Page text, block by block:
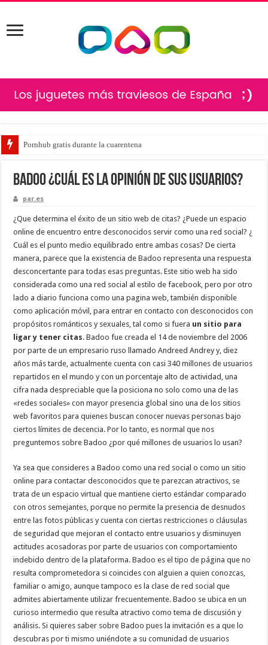
Pornhub gratis durante la cuarentena
Badoo ¿Cuál es la opinión de sus usuarios?
par.es
¿Que determina el éxito de un sitio web de citas? ¿Puede un espacio
online de encuentro entre desconocidos servir como una red social? ¿
Cuál es el punto medio equilibrado entre ambas cosas? De cierta
manera, parece que la existencia de Badoo representa una respuesta
desconcertante para todas esas preguntas. Este sitio web ha sido
considerada como una red social al estilo de facebook, pero por otro
lado a diario funciona como una pagina web, también disponible
como aplicación móvil, para entrar en contacto con desconocidos con
propósitos románticos y sexuales, tal como si fuera un sitio para
ligar y tener citas. Badoo fue creada el 14 de noviembre del 2006
por parte de un empresario ruso llamado Andreed Andrey y, diez
años más tarde, actualmente cuenta con casi 340 millones de usuarios
repartidos en el mundo y con un porcentaje alto de actividad, una
cifra nada despreciable que la posiciona no solo como una de las
«redes sociales» con mayor presencia global sino una de los sitios
web favoritos para quienes buscan conocer nuevas personas bajo
ciertos límites de decencia. Por lo tanto, es normal que nos
preguntemos sobre Badoo ¿por qué millones de usuarios lo usan?
Ya sea que consideres a Badoo como una red social o como un sitio
online para contactar desconocidos que te parezcan atractivos, se
trata de un espacio virtual que mantiene cierto estándar comparado
con otros semejantes, porque no permite la presencia de desnudos
entre las fotos públicas y cuenta con ciertas restricciones o cláusulas
de seguridad que mejoran el contacto entre usuarios y disminuyen
actitudes acosadoras por parte de usuarios con comportamiento
indebido dentro de la plataforma. Badoo es el tipo de página que no
resulta comprometedora si coincides con alguien a quien conozcas,
familiar o amigo, aunque tampoco es la clase de red social que
admites abiertamente utilizar frecuentemente. Badoo se ubica en un
curioso intermedio que resulta atractivo como tema de discusión y
análisis. Si quieres saber sobre Badoo pues la invitación es a que lo
descubras por ti mismo uniéndote a su comunidad de usuarios